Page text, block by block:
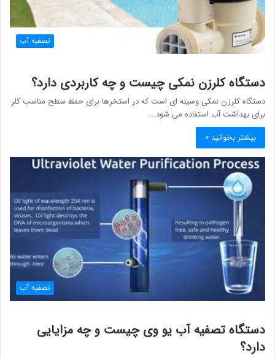
تصفیه آب
دستگاه کلرزن نمکی چیست و چه کاربردی دارد؟
دستگاه کلرزن نمکی وسیله ای است که در استخرها برای حفظ سطح مناسب کلر
برای بهداشت آب استفاده می شود.…
بیشتر بخوانید »
تصفیه آب
دستگاه تصفیه آب یو وی چیست و چه مزایایی
دارد؟